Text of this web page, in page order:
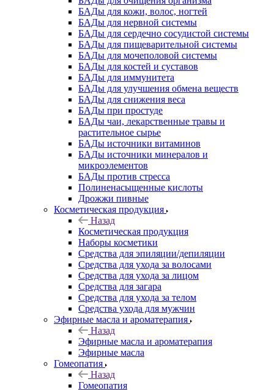
БАДы для кожи, волос, ногтей
БАДы для нервной системы
БАДы для сердечно сосудистой системы
БАДы для пищеварительной системы
БАДы для мочеполовой системы
БАДы для костей и суставов
БАДы для иммунитета
БАДы для улучшения обмена веществ
БАДы для снижения веса
БАДы при простуде
БАДы чаи, лекарственные травы и
растительное сырье
БАДы источники витаминов
БАДы источники минералов и
микроэлементов
БАДы против стресса
Полиненасыщенные кислоты
Дрожжи пивные
Косметическая продукция
Назад
Косметическая продукция
Наборы косметики
Средства для эпиляции/депиляции
Средства для ухода за волосами
Средства для ухода за лицом
Средства для загара
Средства для ухода за телом
Средства ухода для мужчин
Эфирные масла и ароматерапия
Назад
Эфирные масла и ароматерапия
Эфирные масла
Гомеопатия
Назад
Гомеопатия